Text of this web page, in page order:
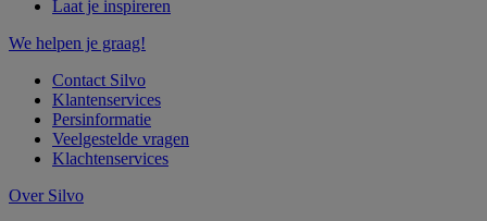
Laat je inspireren
We helpen je graag!
Contact Silvo
Klantenservices
Persinformatie
Veelgestelde vragen
Klachtenservices
Over Silvo